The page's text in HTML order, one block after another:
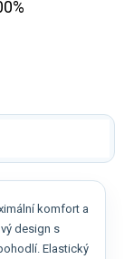
komfort a
design s
Elastický